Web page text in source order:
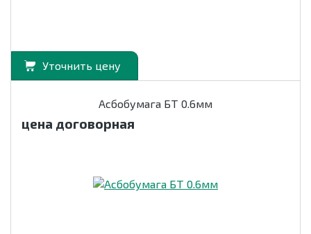
Уточнить цену
Асбобумага БТ 0.6мм
цена договорная